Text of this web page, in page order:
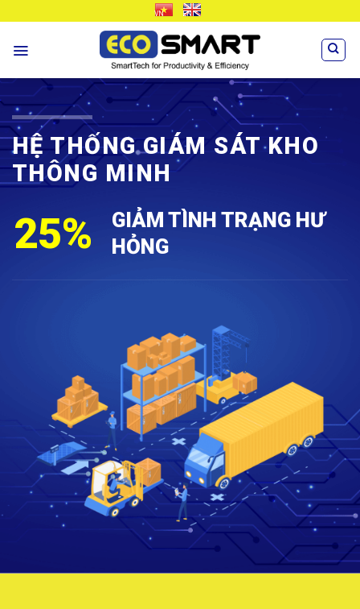
content
VN EN
HỆ THỐNG GIÁM SÁT KHO
THÔNG MINH
25%
GIẢM TÌNH TRẠNG HƯ
HỎNG